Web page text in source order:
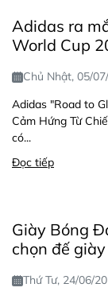
Adidas ra
World Cup
Chủ Nhật, 05/
Adidas "Road to
Cảm Hứng Từ
có...
Đọc tiếp
Giày Bóng
chọn đế
Thứ Tư, 24/06/